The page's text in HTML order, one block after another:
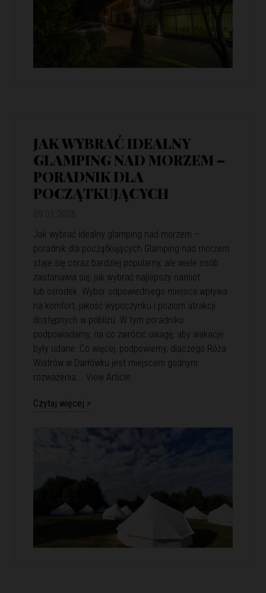
JAK WYBRAĆ IDEALNY
GLAMPING NAD MORZEM –
PORADNIK DLA
POCZĄTKUJĄCYCH
Jak wybrać idealny glamping nad morzem –
poradnik dla początkujących Glamping nad morzem
staje się coraz bardziej popularny, ale wiele osób
zastanawia się, jak wybrać najlepszy namiot
lub ośrodek. Wybór odpowiedniego miejsca wpływa
na komfort, jakość wypoczynku i poziom atrakcji
dostępnych w pobliżu. W tym poradniku
podpowiadamy, na co zwrócić uwagę, aby wakacje
były udane. Co więcej, podpowiemy, dlaczego Róża
Wiatrów w Darłówku jest miejscem godnym
rozważenia…. View Article
Czytaj więcej >